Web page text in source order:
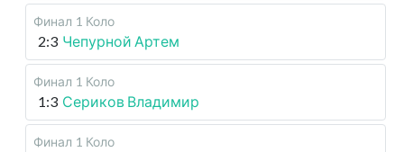
Финал 1 Коло
2:3 Чепурной Артем
Финал 1 Коло
1:3 Сериков Владимир
Финал 1 Коло